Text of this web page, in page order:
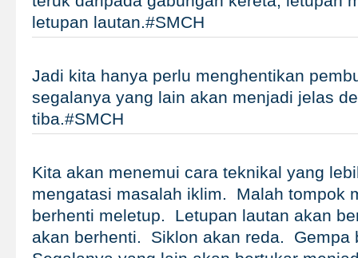
letupan lautan.#SMCH
Jadi kita hanya perlu menghentikan
segalanya yang lain akan menjadi jelas
tiba.#SMCH
Kita akan menemui cara teknikal yang
mengatasi masalah iklim. Malah tompok
berhenti meletup. Letupan lautan akan
akan berhenti. Siklon akan reda. Gempa